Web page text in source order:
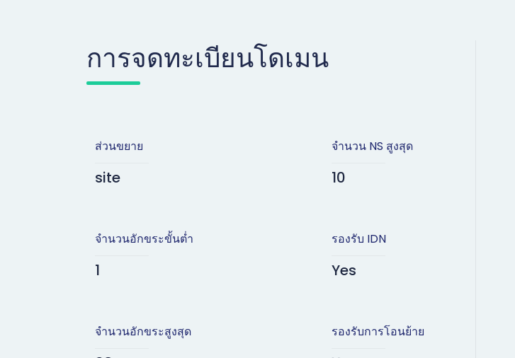
การจดทะเบียนโดเมน
ส่วนขยาย
site
จำนวนอักขระขั้นต่ำ
1
จำนวนอักขระสูงสุด
จำนวน NS สูงสุด
10
รองรับ IDN
Yes
รองรับการโอนย้าย